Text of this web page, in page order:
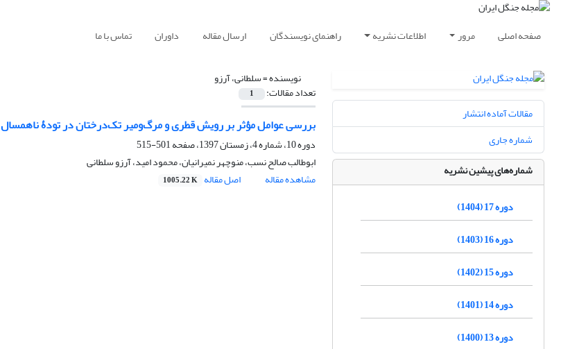
صفحه اصلی مرور اطلاعات نشریه راهنمای نویسندگان ارسال مقاله داوران تماس با ما
نویسنده =سلطانی، آرزو
تعداد مقالات: 1
بررسی عوامل مؤثر بر رویش قطری و مرگ‌ومیر تک‌درختان در تودۀ ناهمسال
دوره 10، شماره 4، زمستان 1397، صفحه
501-515
ابوطالب صالح نسب، منوچهر نمیرانیان، محمود امید، آرزو سلطانی
مشاهده مقاله
اصل مقاله 1005.22 K
مقالات آماده انتشار
شماره جاری
شماره‌های پیشین نشریه
دوره 17 (1404)
دوره 16 (1403)
دوره 15 (1402)
دوره 14 (1401)
دوره 13 (1400)